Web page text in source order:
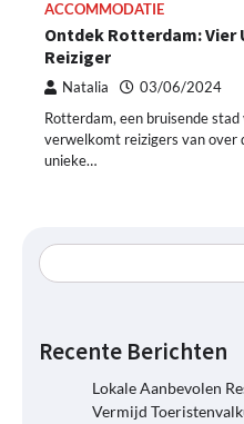
ACCOMMODATIE
Ontdek Rotterdam:
Reiziger
Natalia 03/06/2024
Rotterdam, een bruisende
verwelkomt reizigers van over
unieke…
Recente Berichten
Lokale Aanbevolen
Vermijd